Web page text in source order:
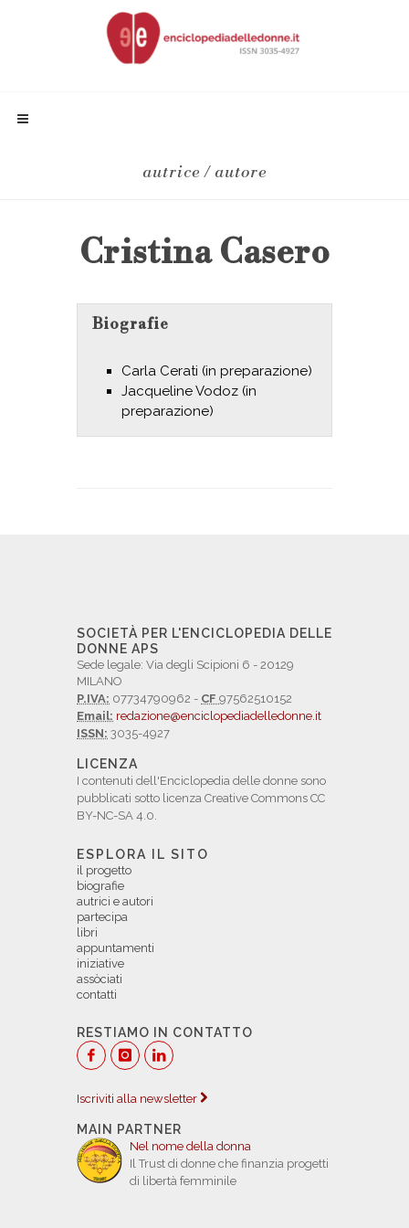
autrice / autore
Cristina Casero
Biografie
Carla Cerati (in preparazione)
Jacqueline Vodoz (in
preparazione)
SOCIETÀ PER L'ENCICLOPEDIA DELLE
DONNE APS
Sede legale: Via degli Scipioni 6 - 20129
MILANO
P.IVA: 07734790962 - CF 97562510152
Email: redazione@enciclopediadelledonne.it
ISSN: 3035-4927
LICENZA
I contenuti dell'Enciclopedia delle donne sono
pubblicati sotto licenza Creative Commons CC
BY-NC-SA 4.0.
ESPLORA IL SITO
il progetto
biografie
autrici e autori
partecipa
libri
appuntamenti
iniziative
assòciati
contatti
RESTIAMO IN CONTATTO
Iscriviti alla newsletter
MAIN PARTNER
Nel nome della donna
Il Trust di donne che finanzia progetti
di libertà femminile